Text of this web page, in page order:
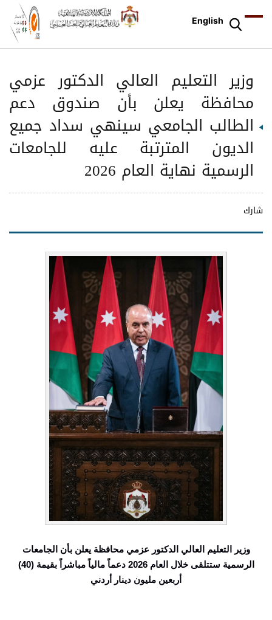
English
وزير التعليم العالي الدكتور عزمي
محافظة يعلن بأن صندوق دعم
الطالب الجامعي سينهي سداد جميع
الديون المترتبة عليه للجامعات
الرسمية نهاية العام 2026
شارك
وزير التعليم العالي الدكتور عزمي محافظة يعلن بأن الجامعات
الرسمية ستتلقى خلال العام 2026 دعماً مالياً مباشراً بقيمة (40)
أربعين مليون دينار أردني